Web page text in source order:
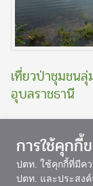
เที่ยวป่าชุมชน
อุบลราชธานี
การใช้คุกกี้
ปตท. ใช้คุกกี้ที่มีคว
ปตท. และประสงค์